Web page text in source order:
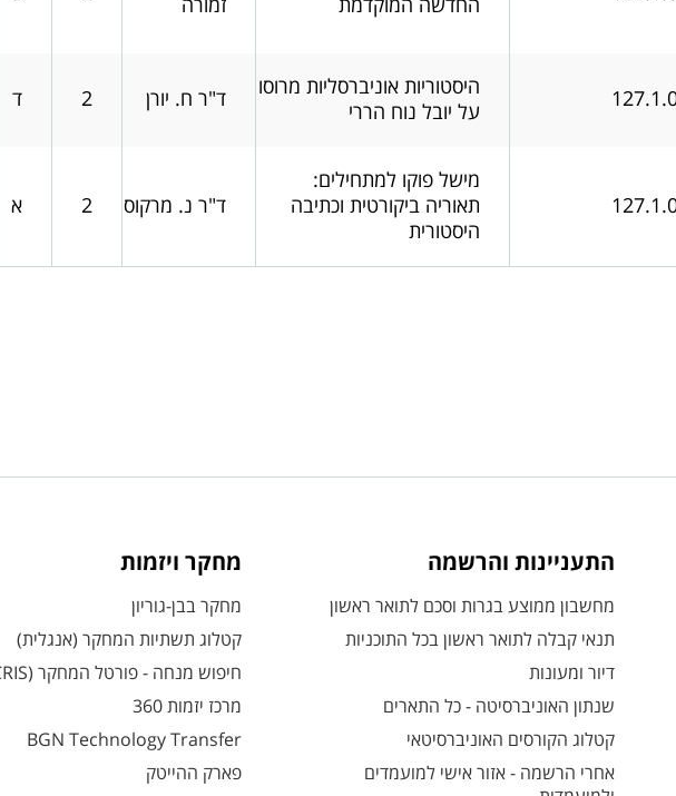
החדשה המוקדמת
זמורה
היסטוריות אוניברסליות מרוסו
על יובל נוח הררי
ד"ר ח. יורן 2 ד
מישל פוקו למתחילים:
תאוריה ביקורטית וכתיבה
היסטורית
ד"ר נ. מרקוס 2 א
התעניינות והרשמה
מחשבון ממוצע בגרות וסכם לתואר ראשון
תנאי קבלה לתואר ראשון בכל התוכניות
דיור ומעונות
שנתון האוניברסיטה - כל התארים
קטלוג הקורסים האוניברסיטאי
אחרי הרשמה - אזור אישי למועמדים
מחקר ויזמות
מחקר בבן-גוריון
קטלוג תשתיות המחקר (אנגלית)
חיפוש מנחה - פורטל המחקר (CRIS)
מרכז יזמות 360
BGN Technology Transfer
פארק ההייטק